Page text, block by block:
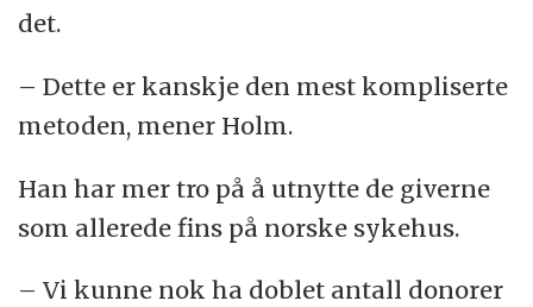
det.
– Dette er kanskje den mest kompliserte
metoden, mener Holm.
Han har mer tro på å utnytte de giverne
som allerede fins på norske sykehus.
– Vi kunne nok ha doblet antall donorer